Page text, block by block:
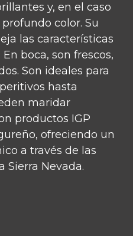
y, en el caso
color. Su
las características
boca, son frescos,
Son ideales para
hasta
maridar
productos IGP
ofreciendo un
a través de las
Sierra Nevada.